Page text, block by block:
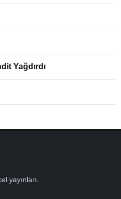
Yağdırdı
yayınları.